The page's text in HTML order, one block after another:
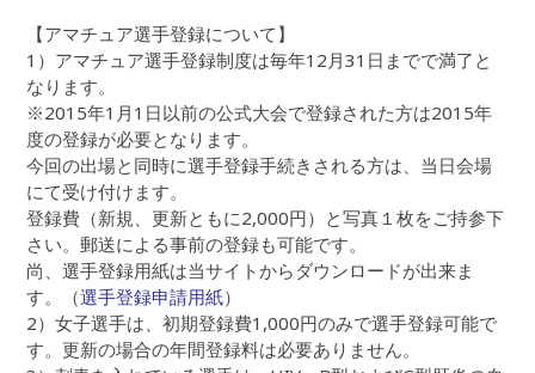
【アマチュア選手登録について】
1）アマチュア選手登録制度は毎年12月31日までで満了と
なります。
※2015年1月1日以前の公式大会で登録された方は2015年
度の登録が必要となります。
今回の出場と同時に選手登録手続きされる方は、当日会場
にて受け付けます。
登録費（新規、更新ともに2,000円）と写真１枚をご持参下
さい。郵送による事前の登録も可能です。
尚、選手登録用紙は当サイトからダウンロードが出来ま
す。（選手登録申請用紙）
2）女子選手は、初期登録費1,000円のみで選手登録可能で
す。更新の場合の年間登録料は必要ありません。